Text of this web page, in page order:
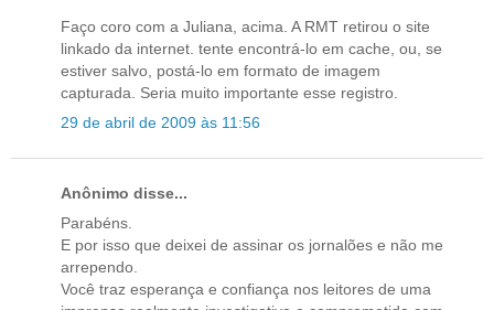
Faço coro com a Juliana, acima. A RMT retirou o site
linkado da internet. tente encontrá-lo em cache, ou, se
estiver salvo, postá-lo em formato de imagem
capturada. Seria muito importante esse registro.
29 de abril de 2009 às 11:56
Anônimo disse...
Parabéns.
E por isso que deixei de assinar os jornalões e não me
arrependo.
Você traz esperança e confiança nos leitores de uma